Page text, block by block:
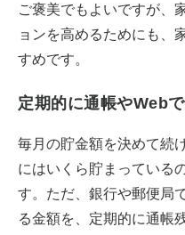
ご褒美でもよいですが、
ョンを高めるためにも、
すめです。
定期的に通帳やWeb
毎月の貯金額を決めて続
にはいくら貯まっている
す。ただ、銀行や郵便局
る金額を、定期的に通帳